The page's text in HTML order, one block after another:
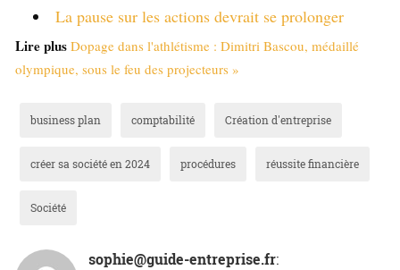
La pause sur les actions devrait se prolonger
Lire plus Dopage dans l'athlétisme : Dimitri Bascou, médaillé
olympique, sous le feu des projecteurs »
business plan comptabilité Création d'entreprise
créer sa société en 2024 procédures réussite financière
Société
sophie@guide-entreprise.fr: